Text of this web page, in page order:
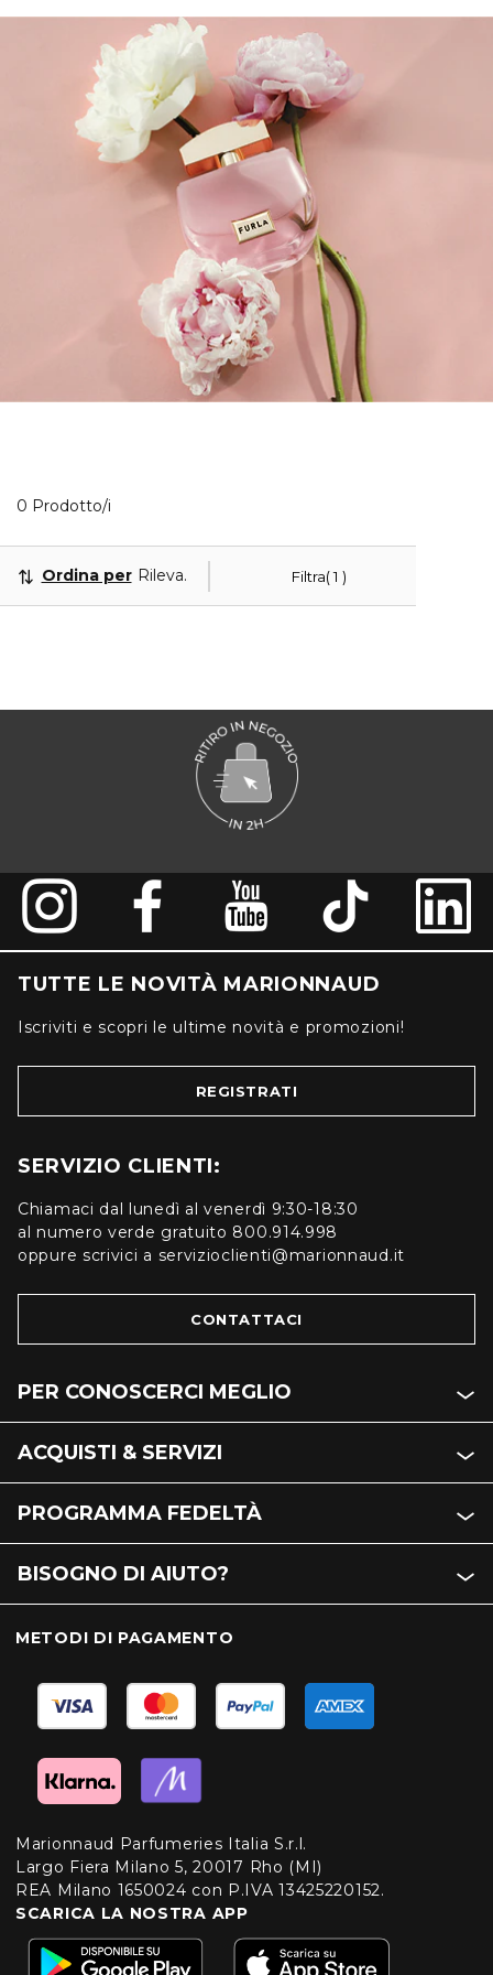
0 Prodotto/i
Filtra 1
Ordina per Rilevanza
TUTTE LE NOVITÀ MARIONNAUD
Iscriviti e scopri le ultime novità e promozioni!
REGISTRATI
SERVIZIO CLIENTI:
Chiamaci dal lunedì al venerdì 9:30-18:30
al numero verde gratuito 800.914.998
oppure scrivici a servizioclienti@marionnaud.it
CONTATTACI
PER CONOSCERCI MEGLIO
ACQUISTI & SERVIZI
PROGRAMMA FEDELTÀ
BISOGNO DI AIUTO?
METODI DI PAGAMENTO
Marionnaud Parfumeries Italia S.r.l.
Largo Fiera Milano 5, 20017 Rho (MI)
REA Milano 1650024 con P.IVA 13425220152.
SCARICA LA NOSTRA APP